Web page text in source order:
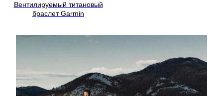
Вентилируемый титановый
браслет Garmin